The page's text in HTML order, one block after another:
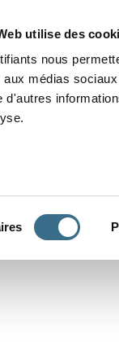
utilise des
nous
aux médias
d'autres